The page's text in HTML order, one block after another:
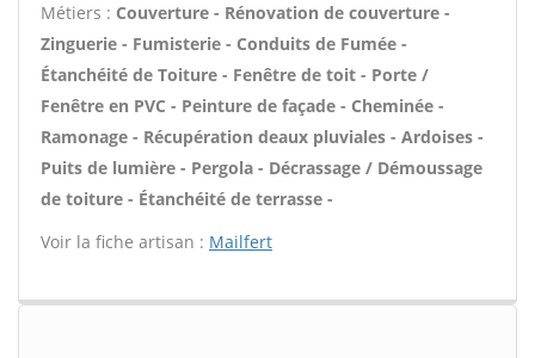
Métiers : Couverture - Rénovation de couverture -
Zinguerie - Fumisterie - Conduits de Fumée -
Étanchéité de Toiture - Fenêtre de toit - Porte /
Fenêtre en PVC - Peinture de façade - Cheminée -
Ramonage - Récupération deaux pluviales - Ardoises -
Puits de lumière - Pergola - Décrassage / Démoussage
de toiture - Étanchéité de terrasse -
Voir la fiche artisan : Mailfert